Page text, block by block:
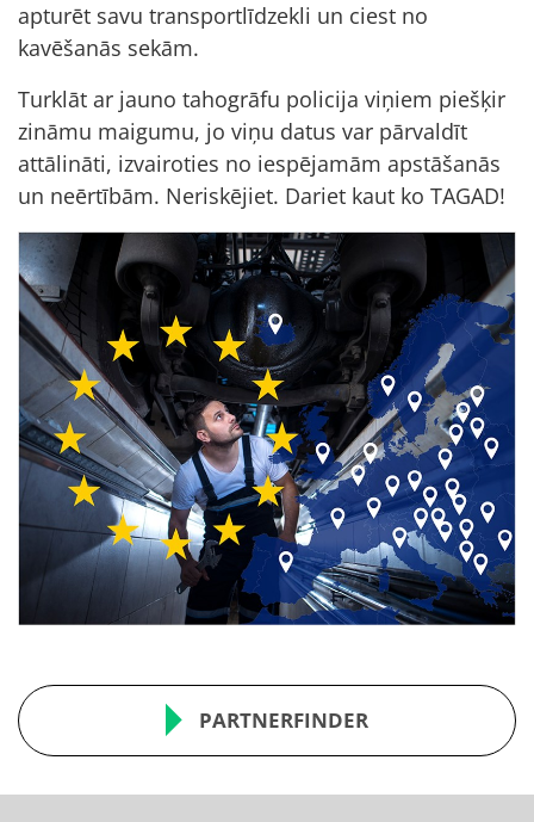
apturēt savu transportlīdzekli un ciest no
kavēšanās sekām.
Turklāt ar jauno tahogrāfu policija viņiem piešķir
zināmu maigumu, jo viņu datus var pārvaldīt
attālināti, izvairoties no iespējamām apstāšanās
un neērtībām. Neriskējiet. Dariet kaut ko TAGAD!
PARTNERFINDER